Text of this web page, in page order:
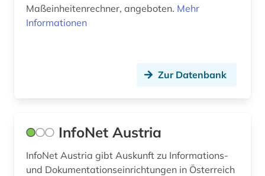
bibliotheksbenutzung (1)
bibliothekswesen (1)
Niederlande (4)
Oesterreich (39)
Osmanisches Reich (1)
Maßeinheitenrechner, angeboten. Mehr
Informationen
Zur Datenbank
InfoNet Austria
InfoNet Austria gibt Auskunft zu Informations-
und Dokumentationseinrichtungen in Österreich